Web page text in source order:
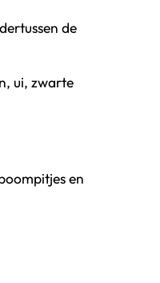
de
ui, zwarte
en